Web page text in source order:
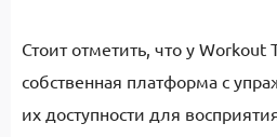
Стоит отметить, что у Workout
собственная платформа с
их доступности для